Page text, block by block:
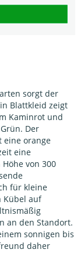
sorgt der
Blattkleid zeigt
Kaminrot und
Der
eine orange
eine
von 300
für kleine
Kübel auf
an den Standort.
sonnigen bis
daher